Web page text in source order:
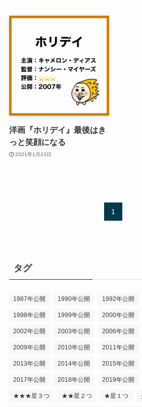
洋画『ホリデイ』最後はき
っと笑顔になる
2021年1月23日
1
タグ
1987年公開 1990年公開 1992年公開
1998年公開 1999年公開 2000年公開
2002年公開 2003年公開 2006年公開
2009年公開 2010年公開 2011年公開
2013年公開 2014年公開 2015年公開
2017年公開 2018年公開 2019年公開
★★★星３つ ★★星２つ ★星１つ